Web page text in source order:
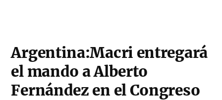
Argentina:Macri entregará
el mando a Alberto
Fernández en el Congreso